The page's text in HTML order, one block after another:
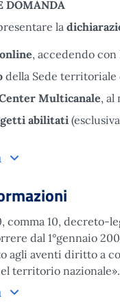
DOMANDA
la
, accedendo
della Sede territoriale
Multicanale, al
abilitati
Domanda
comma 10, decreto-
dal 1°gennaio
agli aventi diritto a
territorio nazionale».
Altre informazioni